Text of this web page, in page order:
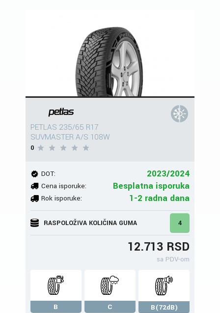
PETLAS 235/65 R17
SUVMASTER A/S 108W
0
DOT: 2023/2024
Cena isporuke: Besplatna isporuka
Rok isporuke: 1-2 radna dana
RASPOLOŽIVA KOLIČINA GUMA 4
12.713 RSD
sa PDV-om
B C
B(72dB)